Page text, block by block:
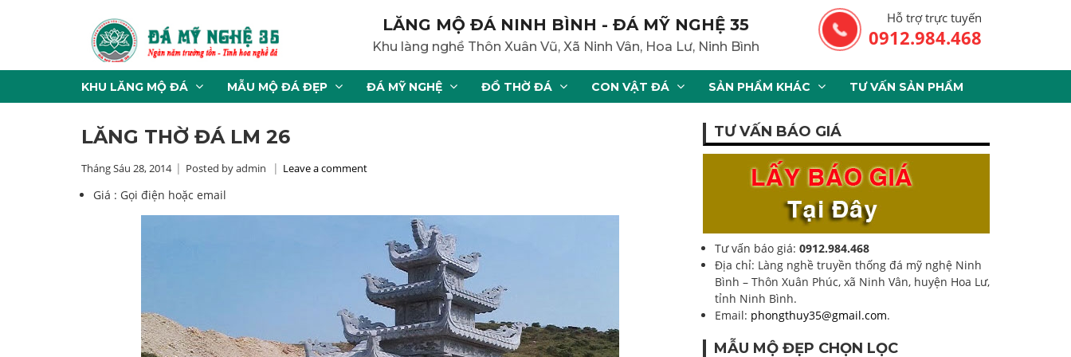
LĂNG MỘ ĐÁ NINH BÌNH - ĐÁ MỸ NGHỆ 35
Khu làng nghề Thôn Xuân Vũ, Xã Ninh Vân, Hoa Lư, Ninh Bình
Hỗ trợ trực tuyến
0912.984.468
KHU LĂNG MỘ ĐÁ MẪU MỘ ĐÁ ĐẸP ĐÁ MỸ NGHỆ ĐỒ THỜ ĐÁ CON VẬT ĐÁ SẢN PHẨM KHÁC TƯ VẤN SẢN PHẨM
LĂNG THỜ ĐÁ LM 26
Tháng Sáu 28, 2014 Posted by admin Leave a comment
Giá : Gọi điện hoặc email
TƯ VẤN BÁO GIÁ
Tư vấn báo giá: 0912.984.468
Địa chỉ: Làng nghề truyền thống đá mỹ nghệ Ninh
Bình – Thôn Xuân Phúc, xã Ninh Vân, huyện Hoa Lư,
tỉnh Ninh Bình.
Email: phongthuy35@gmail.com.
MẪU MỘ ĐẸP CHỌN LỌC